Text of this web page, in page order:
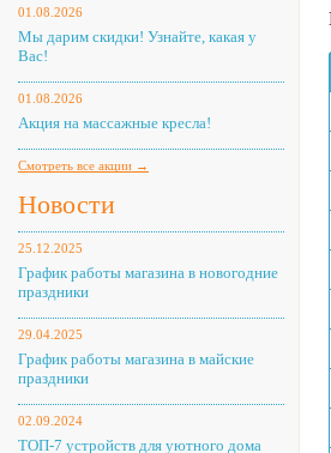
01.08.2026
Мы дарим скидки! Узнайте, какая у
Вас!
01.08.2026
Акция на массажные кресла!
Смотреть все акции →
Новости
25.12.2025
График работы магазина в новогодние
праздники
29.04.2025
График работы магазина в майские
праздники
02.09.2024
ТОП-7 устройств для уютного дома